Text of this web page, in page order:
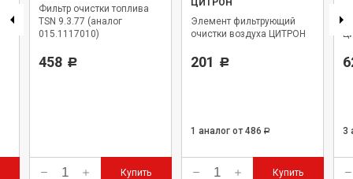
Фильтр очистки топлива
TSN 9.3.77 (аналог
015.1117010)
458 Р
Купить
ЦИТРОН
Элемент фильтрующий
очистки воздуха ЦИТРОН
201 Р
1 аналог от 486 Р
Купить
3